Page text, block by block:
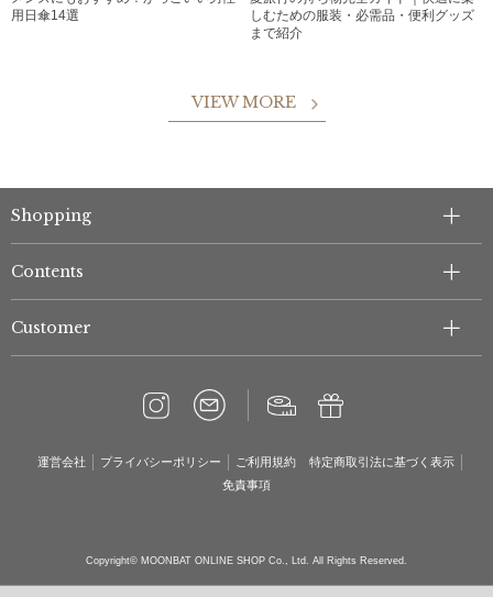
用日傘14選
しむための服装・必需品・便利グッズ
まで紹介
VIEW MORE
Shopping
Contents
Customer
運営会社 プライバシーポリシー ご利用規約
特定商取引法に基づく表示
免責事項
Copyright© MOONBAT ONLINE SHOP Co., Ltd. All Rights Reserved.